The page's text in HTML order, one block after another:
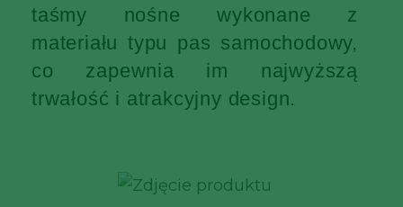
taśmy nośne wykonane z
materiału typu pas samochodowy,
co zapewnia im najwyższą
trwałość i atrakcyjny design.